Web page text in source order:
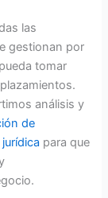
las
gestionan por
tomar
análisis y
de
para que